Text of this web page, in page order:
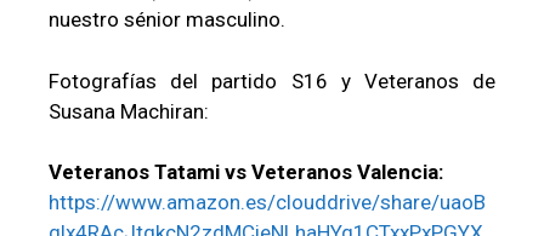
nuestro sénior masculino.
Fotografías del partido S16 y Veteranos de
Susana Machiran:
Veteranos Tatami vs Veteranos Valencia:
https://www.amazon.es/clouddrive/share/uaoB